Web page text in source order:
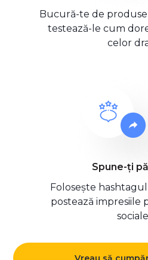
Bucură-te de
testează-le cum
celor
Spune-ți
Folosește
postează impresiile